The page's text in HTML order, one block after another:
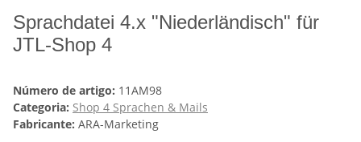
Sprachdatei 4.x "Niederländisch" für
JTL-Shop 4
Número de artigo: 11AM98
Categoria: Shop 4 Sprachen & Mails
Fabricante: ARA-Marketing